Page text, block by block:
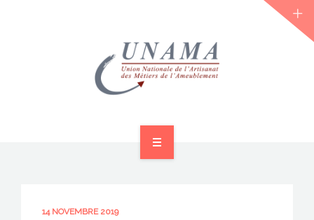
14 NOVEMBRE 2019